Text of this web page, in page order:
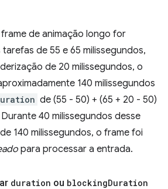
de animação longo for
de 55 e 65 milissegundos,
de 20 milissegundos, o
140 milissegundos
de (55 - 50) + (65 + 20 - 50)
40 milissegundos desse
140 milissegundos, o frame foi
para processar a entrada.
duration ou blockingDuration